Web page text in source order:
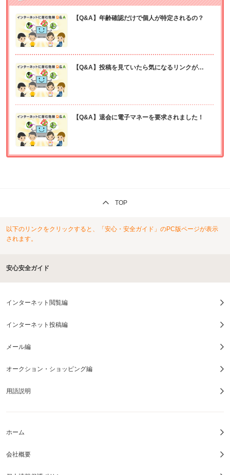
【Q&A】年齢確認だけで個人が特定されるの？
【Q&A】投稿を見ていたら気になるリンクが…
【Q&A】退会に電子マネーを要求されました！
TOP
以下のリンクをクリックすると、「安心・安全ガイド」のPC版ページが表示
されます。
安心安全ガイド
インターネット閲覧編
インターネット投稿編
メール編
オークション・ショッピング編
用語説明
ホーム
会社概要